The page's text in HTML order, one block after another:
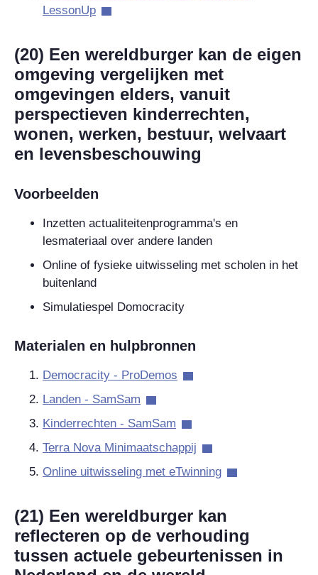
LessonUp
(20) Een wereldburger kan de eigen
omgeving vergelijken met
omgevingen elders, vanuit
perspectieven kinderrechten,
wonen, werken, bestuur, welvaart
en levensbeschouwing
Voorbeelden
Inzetten actualiteitenprogramma's en
lesmateriaal over andere landen
Online of fysieke uitwisseling met scholen in het
buitenland
Simulatiespel Domocracity
Materialen en hulpbronnen
Democracity - ProDemos
Landen - SamSam
Kinderrechten - SamSam
Terra Nova Minimaatschappij
Online uitwisseling met eTwinning
(21) Een wereldburger kan
reflecteren op de verhouding
tussen actuele gebeurtenissen in